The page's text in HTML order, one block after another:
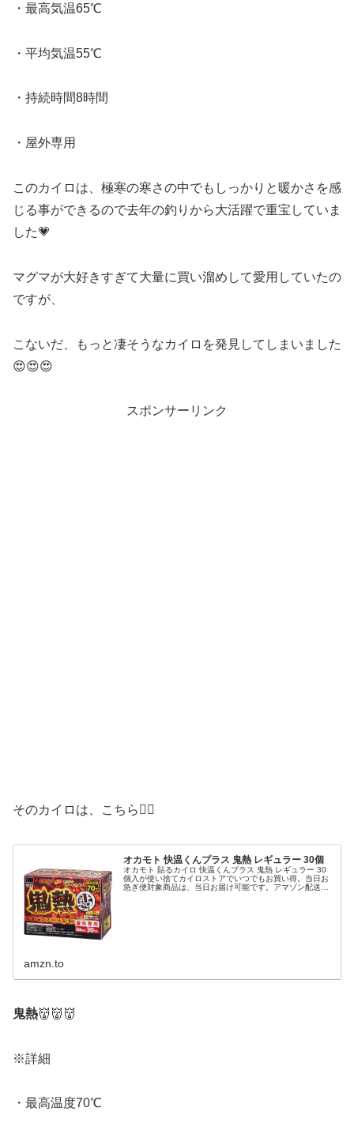
・最高気温65℃
・平均気温55℃
・持続時間8時間
・屋外専用
このカイロは、極寒の寒さの中でもしっかりと暖かさを感
じる事ができるので去年の釣りから大活躍で重宝していま
した💗
マグマが大好きすぎて大量に買い溜めして愛用していたの
ですが、
こないだ、もっと凄そうなカイロを発見してしまいました
😍😍😍
スポンサーリンク
そのカイロは、こちら💁‍♀️
オカモト 快温くんプラス 鬼熱 レギュラー 30個
オカモト 貼るカイロ 快温くんプラス 鬼熱 レギュラー 30
個入が使い捨てカイロストアでいつでもお買い得。当日お
急ぎ便対象商品は、当日お届け可能です。アマゾン配送商
amzn.to
鬼熱👹👹👹
※詳細
・最高温度70℃